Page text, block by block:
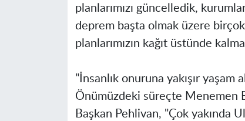
planlarımızı güncelledik,
deprem başta olmak üzere
planlarımızın kağıt üstünde
"İnsanlık onuruna yakışır yaşam
Önümüzdeki süreçte Menemen
Başkan Pehlivan, "Çok yakında